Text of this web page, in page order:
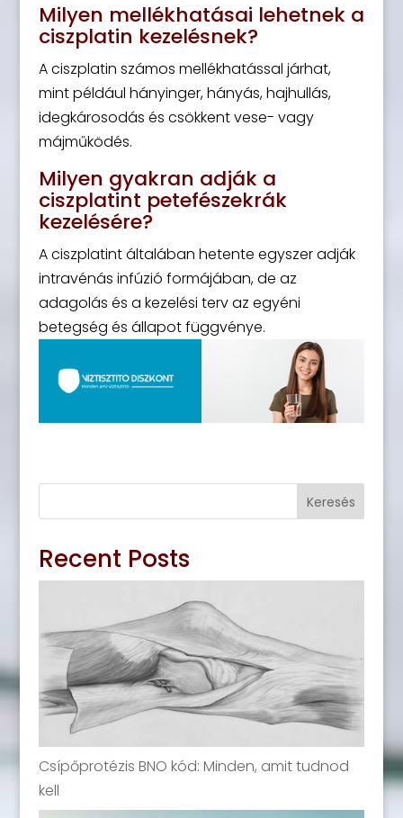
Milyen mellékhatásai lehetnek a
ciszplatin kezelésnek?
A ciszplatin számos mellékhatással járhat,
mint például hányinger, hányás, hajhullás,
idegkárosodás és csökkent vese- vagy
májműködés.
Milyen gyakran adják a
ciszplatint petefészekrák
kezelésére?
A ciszplatint általában hetente egyszer adják
intravénás infúzió formájában, de az
adagolás és a kezelési terv az egyéni
betegség és állapot függvénye.
Keresés
Recent Posts
Csípőprotézis BNO kód: Minden, amit tudnod
kell